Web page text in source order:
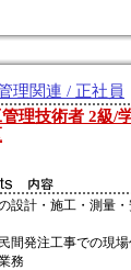
理関連 / 正社員
理技術者 2級/
設計・施工・測量
間発注工事での現場
務